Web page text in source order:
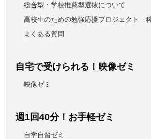
総合型・学校推薦型選抜について
高校生のための勉強応援プロジェクト
よくある質問
自宅で受けられる！映像ゼミ
映像ゼミ
週1回40分！お手軽ゼミ
自学自習ゼミ